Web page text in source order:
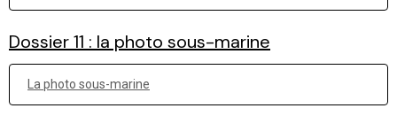
Dossier 11 : la photo sous-marine
La photo sous-marine